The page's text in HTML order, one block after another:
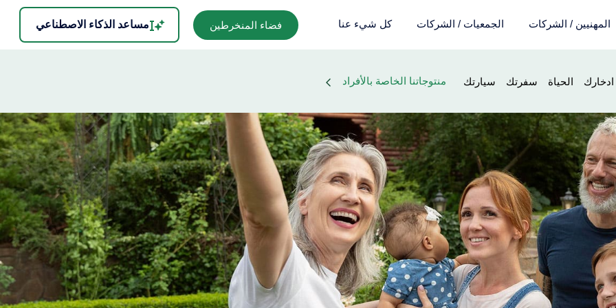
المهنيين / الشركات الجمعيات / الشركات كل شيء عنا فضاء المنخرطين مساعد الذكاء الاصطناعي
ادخارك الحياة سفرتك سيارتك
produits
les
particuliers
منتوجاتنا الخاصة بالأفراد